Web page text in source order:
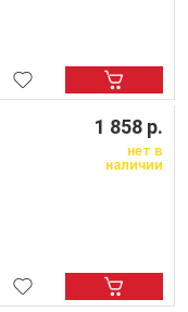
1 858 р.
нет в
наличии